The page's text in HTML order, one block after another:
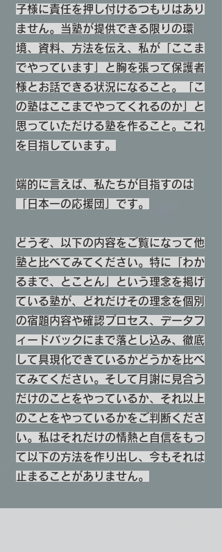
子様に責任を押し付けるつもりはあり
ません。当塾が提供できる限りの環
境、資料、方法を伝え、私が「ここま
でやっています」と胸を張って保護者
様とお話できる状況になること。「こ
の塾はここまでやってくれるのか」と
思っていただける塾を作ること。これ
を目指しています。
端的に言えば、私たちが目指すのは
「日本一の応援団」です。
どうぞ、以下の内容をご覧になって他
塾と比べてみてください。特に「わか
るまで、とことん」という理念を掲げ
ている塾が、どれだけその理念を個別
の宿題内容や確認プロセス、データフ
ィードバックにまで落とし込み、徹底
して具現化できているかどうかを比べ
てみてください。そして月謝に見合う
だけのことをやっているか、それ以上
のことをやっているかをご判断くださ
い。私はそれだけの情熱と自信をもっ
て以下の方法を作り出し、今もそれは
止まることがありません。